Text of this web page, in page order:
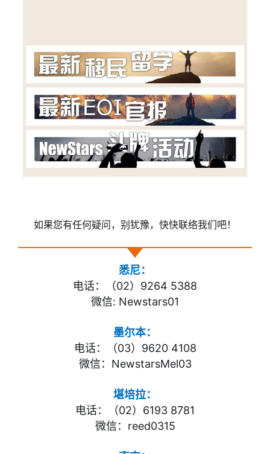
如果您有任何疑问，别犹豫，快快联络我们吧！
悉尼：
电话：（02）9264 5388
微信: Newstars01
墨尔本：
电话：（03）9620 4108
微信：NewstarsMel03
堪培拉：
电话：（02）6193 8781
微信：reed0315